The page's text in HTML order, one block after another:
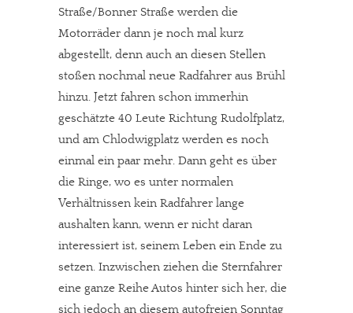
Straße/Bonner Straße werden die
Motorräder dann je noch mal kurz
abgestellt, denn auch an diesen Stellen
stoßen nochmal neue Radfahrer aus Brühl
hinzu. Jetzt fahren schon immerhin
geschätzte 40 Leute Richtung Rudolfplatz,
und am Chlodwigplatz werden es noch
einmal ein paar mehr. Dann geht es über
die Ringe, wo es unter normalen
Verhältnissen kein Radfahrer lange
aushalten kann, wenn er nicht daran
interessiert ist, seinem Leben ein Ende zu
setzen. Inzwischen ziehen die Sternfahrer
eine ganze Reihe Autos hinter sich her, die
sich jedoch an diesem autofreien Sonntag